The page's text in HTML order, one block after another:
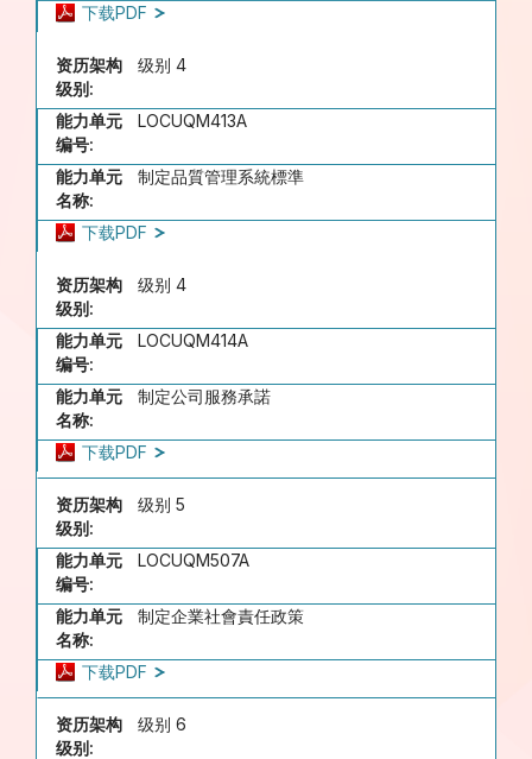
下载PDF
资历架构
级别:
级别 4
能力单元
编号:
LOCUQM413A
能力单元
名称:
制定品質管理系統標準
下载PDF
资历架构
级别:
级别 4
能力单元
编号:
LOCUQM414A
能力单元
名称:
制定公司服務承諾
下载PDF
资历架构
级别:
级别 5
能力单元
编号:
LOCUQM507A
能力单元
名称:
制定企業社會責任政策
下载PDF
资历架构
级别:
级别 6